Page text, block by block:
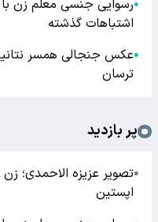
●
اشتباهات گذشته
●عکس جنجالی همسر
ترسان
پر بازدید
●تصویر عزیزه الاحمدی؛
اپستین